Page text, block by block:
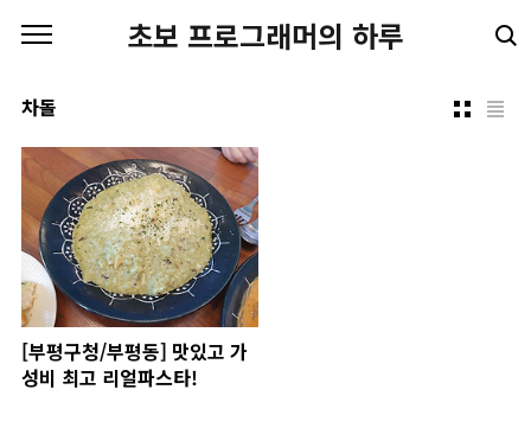
초보 프로그래머의 하루
차돌
[부평구청/부평동] 맛있고 가
성비 최고 리얼파스타!